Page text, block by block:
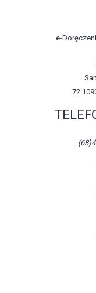
e-
72